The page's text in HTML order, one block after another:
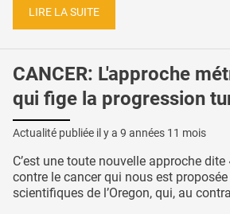
LIRE LA SUITE
CANCER: L'approche
qui fige la progression
Actualité publiée il y a 9 années 11 mois
C’est une toute nouvelle approche
contre le cancer qui nous est
scientifiques de l’Oregon, qui, au